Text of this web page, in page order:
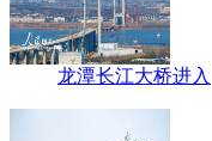
龙潭长江大桥进入